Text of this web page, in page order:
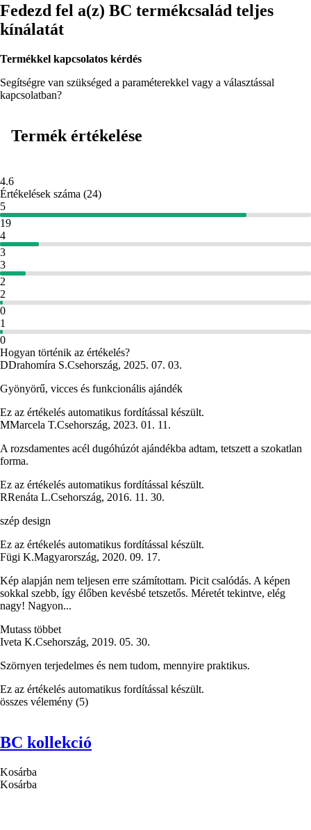
Fedezd fel a(z) BC termékcsalád teljes
kínálatát
Termékkel kapcsolatos kérdés
Segítségre van szükséged a paraméterekkel vagy a választással
kapcsolatban?
Termék értékelése
4.6
Értékelések száma (24)
5
19
4
3
3
2
2
0
1
0
Hogyan történik az értékelés?
DDrahomíra S.Csehország, 2025. 07. 03.
Gyönyörű, vicces és funkcionális ajándék
Ez az értékelés automatikus fordítással készült.
MMarcela T.Csehország, 2023. 01. 11.
A rozsdamentes acél dugóhúzót ajándékba adtam, tetszett a szokatlan
forma.
Ez az értékelés automatikus fordítással készült.
RRenáta L.Csehország, 2016. 11. 30.
szép design
Ez az értékelés automatikus fordítással készült.
Fügi K.Magyarország, 2020. 09. 17.
Kép alapján nem teljesen erre számítottam. Picit csalódás. A képen
sokkal szebb, így élőben kevésbé tetszetős. Méretét tekintve, elég
nagy! Nagyon...
Mutass többet
Iveta K.Csehország, 2019. 05. 30.
Szörnyen terjedelmes és nem tudom, mennyire praktikus.
Ez az értékelés automatikus fordítással készült.
összes vélemény (5)
BC kollekció
Kosárba
Kosárba